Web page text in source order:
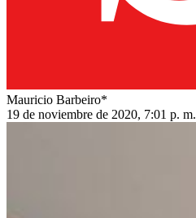
Mauricio Barbeiro*
19 de noviembre de 2020, 7:01 p. m.